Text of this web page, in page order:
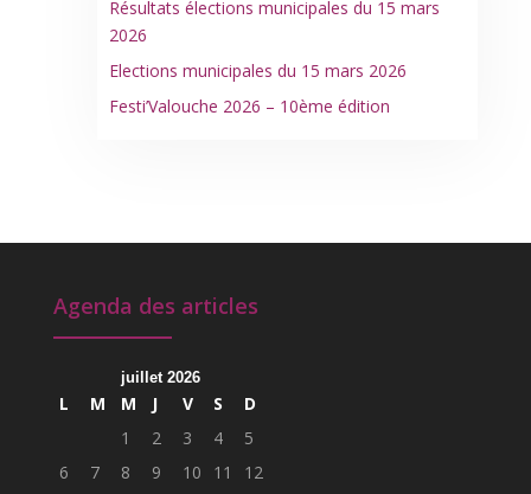
Résultats élections municipales du 15 mars
2026
Elections municipales du 15 mars 2026
Festi’Valouche 2026 – 10ème édition
Agenda des articles
juillet 2026
L M M J V S
D
1
2 3 4
5
6
7 8 9 10 11
12